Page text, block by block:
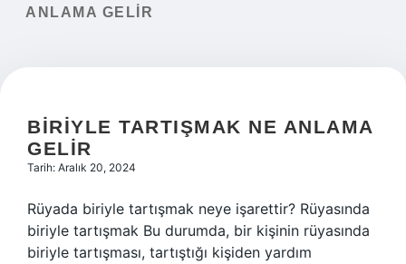
ANLAMA GELIR
BIRIYLE TARTIŞMAK NE ANLAMA
GELIR
Tarih: Aralık 20, 2024
Rüyada biriyle tartışmak neye işarettir? Rüyasında
biriyle tartışmak Bu durumda, bir kişinin rüyasında
biriyle tartışması, tartıştığı kişiden yardım